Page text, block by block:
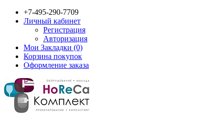
+7-495-290-7709
Личный кабинет
Регистрация
Авторизация
Мои Закладки (0)
Корзина покупок
Оформление заказа